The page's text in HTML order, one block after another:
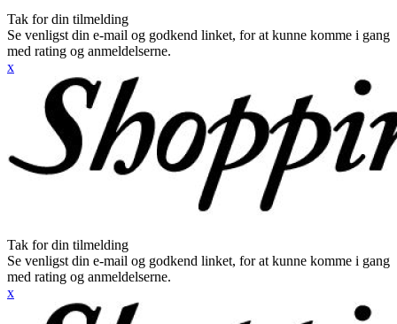
Tak for din tilmelding
Se venligst din e-mail og godkend linket, for at kunne komme i gang
med rating og anmeldelserne.
x
Tak for din tilmelding
Se venligst din e-mail og godkend linket, for at kunne komme i gang
med rating og anmeldelserne.
x